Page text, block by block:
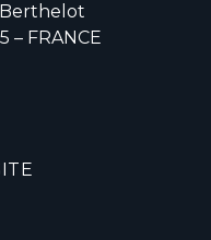
Berthelot
– FRANCE